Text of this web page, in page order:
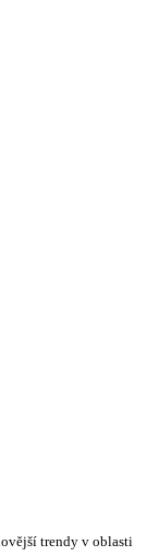
trendy v oblasti